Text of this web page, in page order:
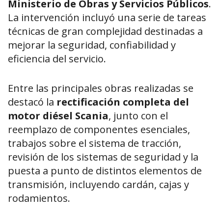
Ministerio de Obras y Servicios Públicos.
La intervención incluyó una serie de tareas
técnicas de gran complejidad destinadas a
mejorar la seguridad, confiabilidad y
eficiencia del servicio.
Entre las principales obras realizadas se
destacó la rectificación completa del
motor diésel Scania, junto con el
reemplazo de componentes esenciales,
trabajos sobre el sistema de tracción,
revisión de los sistemas de seguridad y la
puesta a punto de distintos elementos de
transmisión, incluyendo cardán, cajas y
rodamientos.